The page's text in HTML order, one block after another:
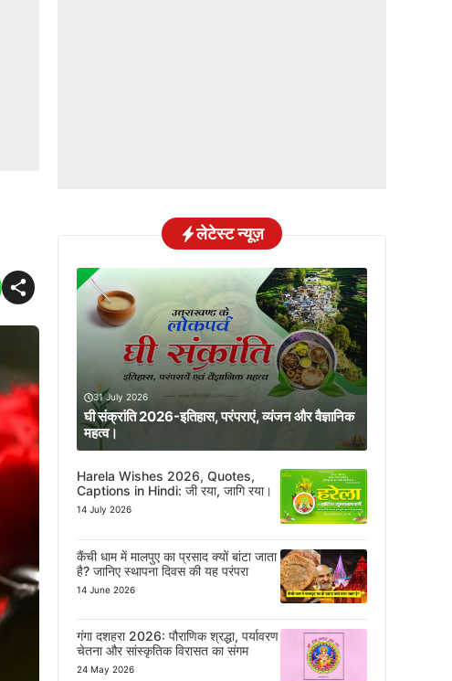
लेटेस्ट न्यूज़
31 July 2026
घी संक्रांति 2026-इतिहास, परंपराएं, व्यंजन और वैज्ञानिक
महत्व।
Harela Wishes 2026, Quotes,
Captions in Hindi: जी रया, जागि रया।
14 July 2026
कैंची धाम में मालपुए का प्रसाद क्यों बांटा जाता
है? जानिए स्थापना दिवस की यह परंपरा
14 June 2026
गंगा दशहरा 2026: पौराणिक श्रद्धा, पर्यावरण
चेतना और सांस्कृतिक विरासत का संगम
24 May 2026